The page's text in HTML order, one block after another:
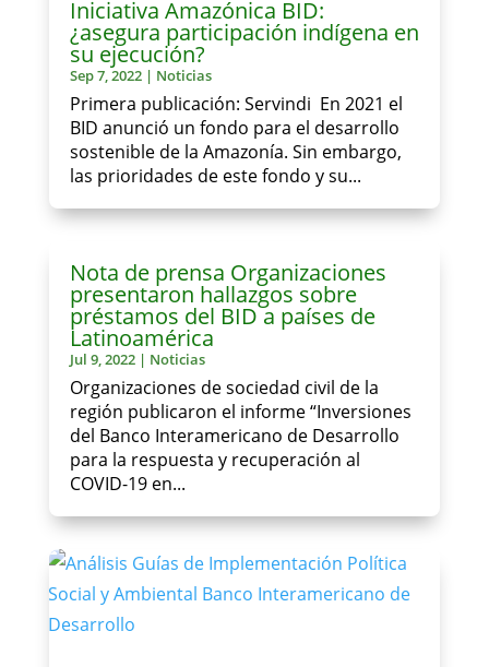
Iniciativa Amazónica BID:
¿asegura participación indígena en
su ejecución?
Sep 7, 2022| Noticias
Primera publicación: Servindi En 2021 el
BID anunció un fondo para el desarrollo
sostenible de la Amazonía. Sin embargo,
las prioridades de este fondo y su...
Nota de prensa Organizaciones
presentaron hallazgos sobre
préstamos del BID a países de
Latinoamérica
Jul 9, 2022| Noticias
Organizaciones de sociedad civil de la
región publicaron el informe “Inversiones
del Banco Interamericano de Desarrollo
para la respuesta y recuperación al
COVID-19 en...